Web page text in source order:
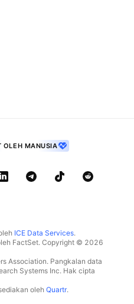
OLEH MANUSIA
ICE Data Services.
FactSet. Copyright © 2026
Association. Pangkalan data
Systems Inc. Hak cipta
oleh Quartr.